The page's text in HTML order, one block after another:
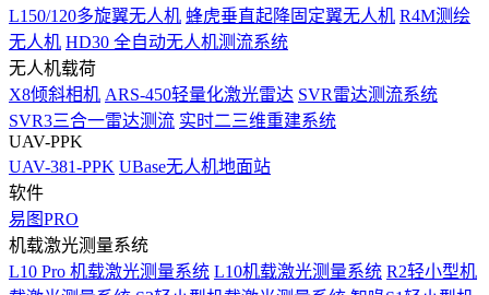
L150/120多旋翼无人机 蜂虎垂直起降固定翼无人机 R4M测绘
无人机 HD30 全自动无人机测流系统
无人机载荷
X8倾斜相机 ARS-450轻量化激光雷达 SVR雷达测流系统
SVR3三合一雷达测流 实时二三维重建系统
UAV-PPK
UAV-381-PPK UBase无人机地面站
软件
易图PRO
机载激光测量系统
L10 Pro 机载激光测量系统 L10机载激光测量系统 R2轻小型机